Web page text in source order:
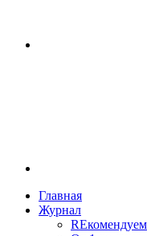
Главная
Журнал
REкомендуем